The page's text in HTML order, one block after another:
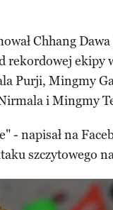
Chhang
rekordowej ekipy
Purji, Mingmy
i Mingmy
- napisał na
szczytowego